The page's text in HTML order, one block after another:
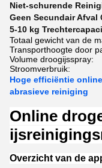
Niet-schurende
Geen Secundair
5-10 kg
Totaal gewicht van de
Transporthoogte door
Volume droogijsspray:
Stroomverbruik:
Hoge efficiëntie
abrasieve reiniging
Online
Overzicht van de